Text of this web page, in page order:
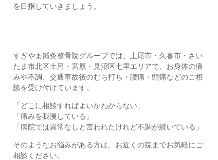
を目指していきましょう。
すぎやま鍼灸整骨院グループでは、上尾市・久喜市・さい
たま市北区土呂・宮原・見沼区七里エリアで、お身体の痛
みや不調、交通事故後のむち打ち・腰痛・頭痛などのご相
談を受け付けています。
「どこに相談すればよいかわからない」
「痛みを我慢している」
「病院では異常なしと言われたけれど不調が続いている」
そのようなお悩みがある方は、お近くの院までお気軽にご
相談ください。